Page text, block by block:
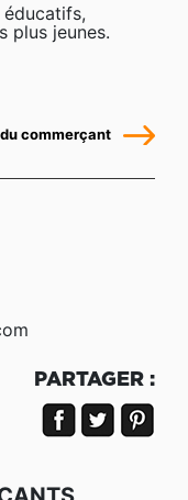
plus jeunes.
commerçant
PARTAGER :